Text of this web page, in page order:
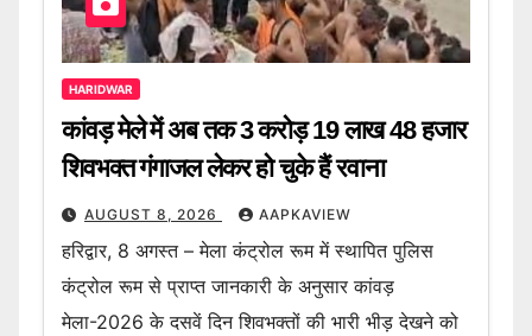
HARIDWAR
कांवड़ मेले में अब तक 3 करोड़ 19 लाख 48 हजार
शिवभक्त गंगाजल लेकर हो चुके हैं रवाना
AUGUST 8, 2026 AAPKAVIEW
हरिद्वार, 8 अगस्त – मेला कंट्रोल रूम में स्थापित पुलिस
कंट्रोल रूम से प्राप्त जानकारी के अनुसार कांवड़
मेला-2026 के दसवें दिन शिवभक्तों की भारी भीड़ देखने को